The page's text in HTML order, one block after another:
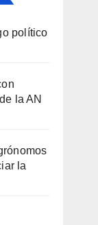
político
la AN
la